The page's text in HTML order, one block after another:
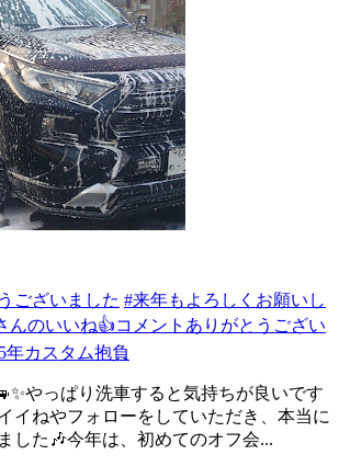
ございました #来年もよろしくお願いし
んのいいね👍コメントありがとうござい
年カスタム抱負
やっぱり洗車すると気持ちが良いです
イねやフォローをしていただき、本当に
した🎶今年は、初めてのオフ会...